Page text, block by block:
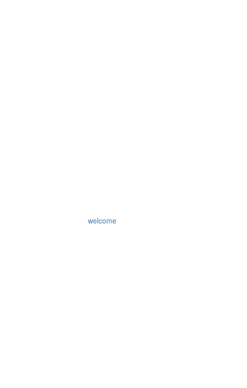
welcome